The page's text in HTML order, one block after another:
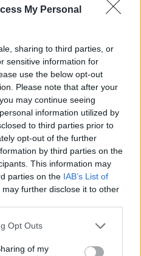
My Personal
sharing to third parties, or
sensitive information for
use the below opt-out
Please note that after your
may continue seeing
information utilized by
to third parties prior to
opt-out of the further
by third parties on the
This information may
parties on the IAB’s List of
may further disclose it to other
uses one or more Google
behaviour. You may click to
Opt Outs
of my
55